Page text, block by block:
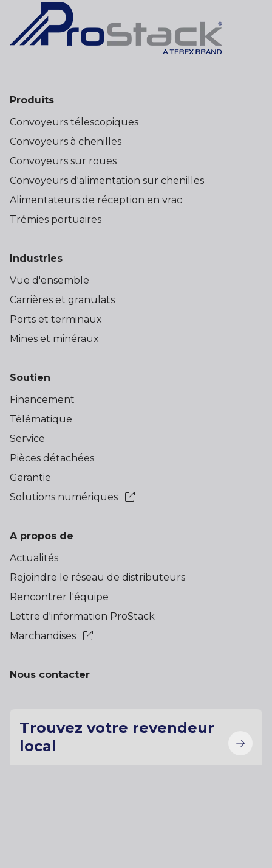
Produits
Convoyeurs télescopiques
Convoyeurs à chenilles
Convoyeurs sur roues
Convoyeurs d'alimentation sur chenilles
Alimentateurs de réception en vrac
Trémies portuaires
Industries
Vue d'ensemble
Carrières et granulats
Ports et terminaux
Mines et minéraux
Soutien
Financement
Télématique
Service
Pièces détachées
Garantie
Solutions numériques
A propos de
Actualités
Rejoindre le réseau de distributeurs
Rencontrer l'équipe
Lettre d'information ProStack
Marchandises
Nous contacter
Trouvez votre revendeur
local